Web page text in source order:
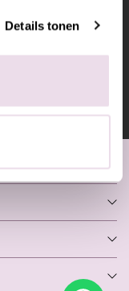
Details tonen